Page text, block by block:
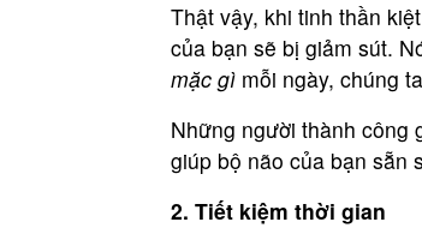
Thật vậy, khi tinh thần
của bạn sẽ bị giảm sút.
mặc gì mỗi ngày, chúng
Những người thành công
giúp bộ não của bạn sẵn
2. Tiết kiệm thời gian